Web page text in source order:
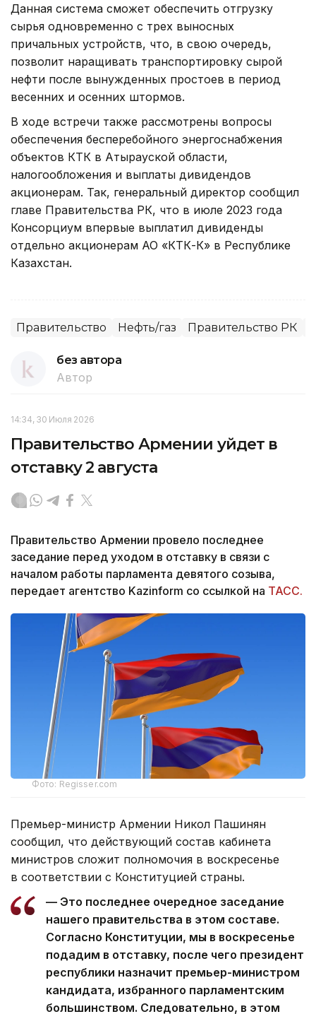
Данная система сможет обеспечить отгрузку
сырья одновременно с трех выносных
причальных устройств, что, в свою очередь,
позволит наращивать транспортировку сырой
нефти после вынужденных простоев в период
весенних и осенних штормов.
В ходе встречи также рассмотрены вопросы
обеспечения бесперебойного энергоснабжения
объектов КТК в Атырауской области,
налогообложения и выплаты дивидендов
акционерам. Так, генеральный директор сообщил
главе Правительства РК, что в июле 2023 года
Консорциум впервые выплатил дивиденды
отдельно акционерам АО «КТК-К» в Республике
Казахстан.
Правительство Нефть/газ Правительство РК
без автора
Автор
14:34, 30 Июля 2026
Правительство Армении уйдет в
отставку 2 августа
Правительство Армении провело последнее
заседание перед уходом в отставку в связи с
началом работы парламента девятого созыва,
передает агентство Kazinform со ссылкой на ТАСС.
Фото: Regisser.com
Премьер-министр Армении Никол Пашинян
сообщил, что действующий состав кабинета
министров сложит полномочия в воскресенье
в соответствии с Конституцией страны.
— Это последнее очередное заседание
нашего правительства в этом составе.
Согласно Конституции, мы в воскресенье
подадим в отставку, после чего президент
республики назначит премьер-министром
кандидата, избранного парламентским
большинством. Следовательно, в этом